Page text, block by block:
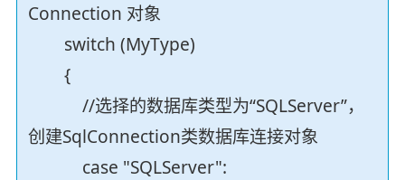
Connection 对象
switch (MyType)
{
//选择的数据库类型为“SQLServer”，
创建SqlConnection类数据库连接对象
case "SQLServer":